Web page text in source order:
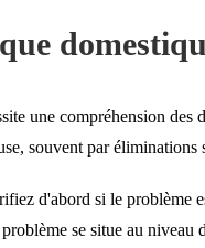
une compréhension
souvent par éliminations
d'abord si le problème
se situe au